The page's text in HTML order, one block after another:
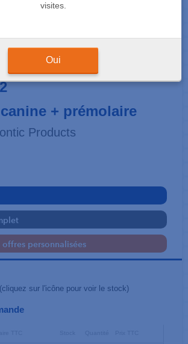
visites.
Oui
PREMIUM -
+ prémolaire
Products
personnalisées
(cliquez sur l'icône pour voir le stock)